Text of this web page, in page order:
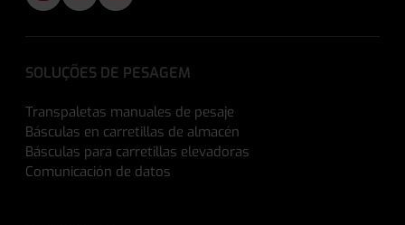
SOLUÇÕES DE PESAGEM
Transpaletas manuales de pesaje
Básculas en carretillas de almacén
Básculas para carretillas elevadoras
Comunicación de datos